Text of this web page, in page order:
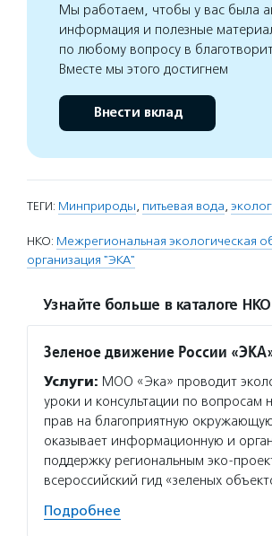
Мы работаем, чтобы у вас была
информация и полезные
по любому вопросу в
Вместе мы этого достигнем
Внести вклад
ТЕГИ: Минприроды, питьевая вода,
НКО: Межрегиональная экологическая
организация "ЭКА"
Узнайте больше в каталоге НКО
Зеленое движение России
Услуги: МОО «Эка» проводит
уроки и консультации по вопросам
прав на благоприятную
оказывает информационную и
поддержку региональным эко-
всероссийский гид «зеленых
Подробнее